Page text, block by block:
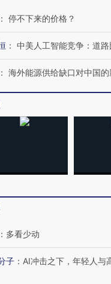
走私7万
视线｜被称为“蟑
四届链博
： 停不下来的价格？
： 中美人工智能竞争：道
： 海外能源供给缺口对中国的
： 多看少动
子 ： AI冲击之下，年轻人与